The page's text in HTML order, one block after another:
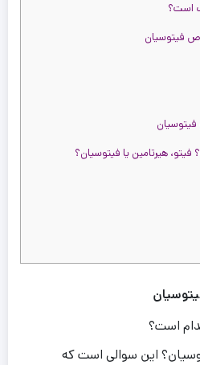
است؟
فیتوسیان
هیرتامین یا فیتوسیان؟
یتوسیان
است؟
این سوالی است که